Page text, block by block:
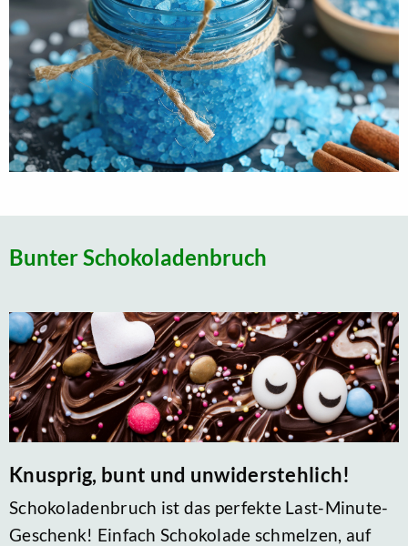
Bunter Schokoladenbruch
Knusprig, bunt und unwiderstehlich!
Schokoladenbruch ist das perfekte Last-Minute-
Geschenk! Einfach Schokolade schmelzen, auf